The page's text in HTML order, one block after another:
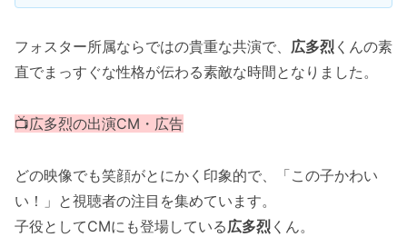
フォスター所属ならではの貴重な共演で、 広多烈 くんの素
直でまっすぐな性格が伝わる素敵な時間となりました。
📺広多烈の出演CM・広告
どの映像でも笑顔がとにかく印象的で、「この子かわい
い！」と視聴者の注目を集めています。
子役としてCMにも登場している広多烈 くん。